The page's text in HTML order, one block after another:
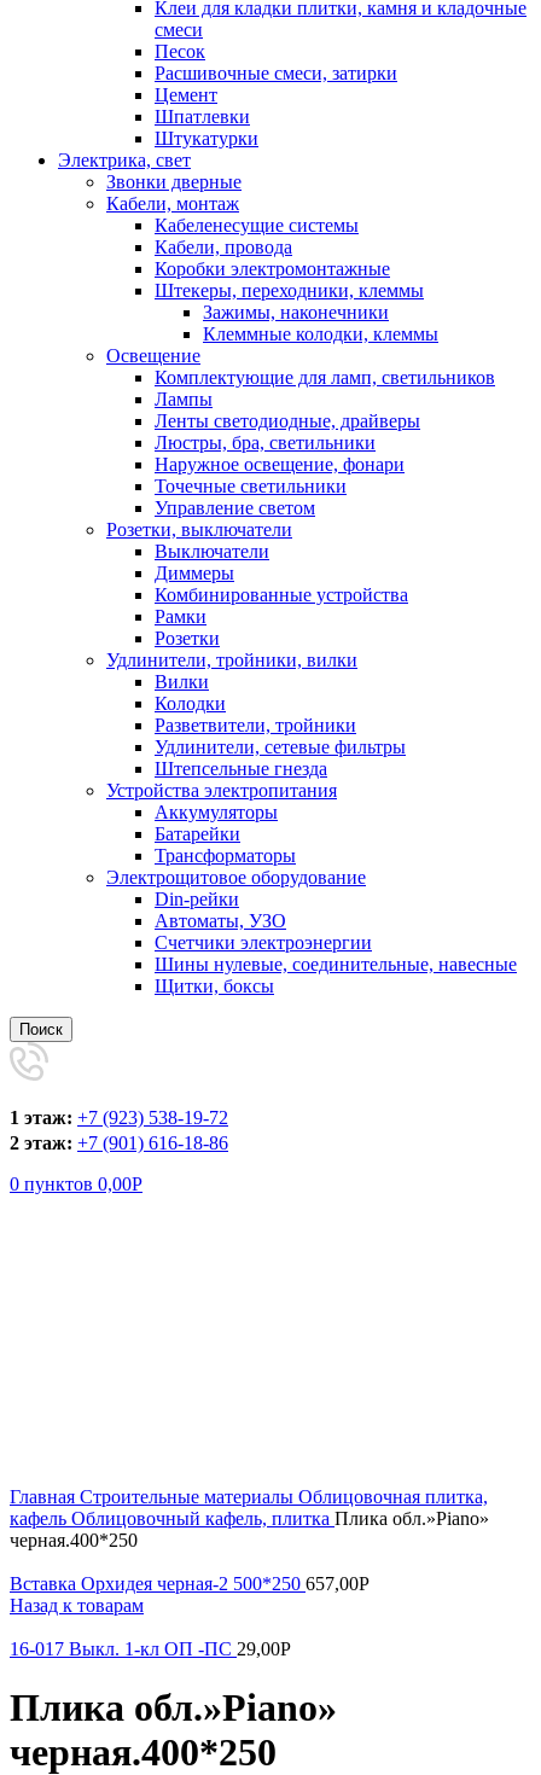
Клеи для кладки плитки, камня и кладочные
смеси
Песок
Расшивочные смеси, затирки
Цемент
Шпатлевки
Штукатурки
Электрика, свет
Звонки дверные
Кабели, монтаж
Кабеленесущие системы
Кабели, провода
Коробки электромонтажные
Штекеры, переходники, клеммы
Зажимы, наконечники
Клеммные колодки, клеммы
Освещение
Комплектующие для ламп, светильников
Лампы
Ленты светодиодные, драйверы
Люстры, бра, светильники
Наружное освещение, фонари
Точечные светильники
Управление светом
Розетки, выключатели
Выключатели
Диммеры
Комбинированные устройства
Рамки
Розетки
Удлинители, тройники, вилки
Вилки
Колодки
Разветвители, тройники
Удлинители, сетевые фильтры
Штепсельные гнезда
Устройства электропитания
Аккумуляторы
Батарейки
Трансформаторы
Электрощитовое оборудование
Din-рейки
Автоматы, УЗО
Счетчики электроэнергии
Шины нулевые, соединительные, навесные
Щитки, боксы
Поиск
1 этаж: +7 (923) 538-19-72
2 этаж: +7 (901) 616-18-86
0 пунктов 0,00Р
Главная Строительные материалы Облицовочная плитка,
кафель Облицовочный кафель, плитка Плика обл.»Piano»
черная.400*250
Вставка Орхидея черная-2 500*250 657,00Р
Назад к товарам
16-017 Выкл. 1-кл ОП -ПС 29,00Р
Плика обл.»Piano»
черная.400*250